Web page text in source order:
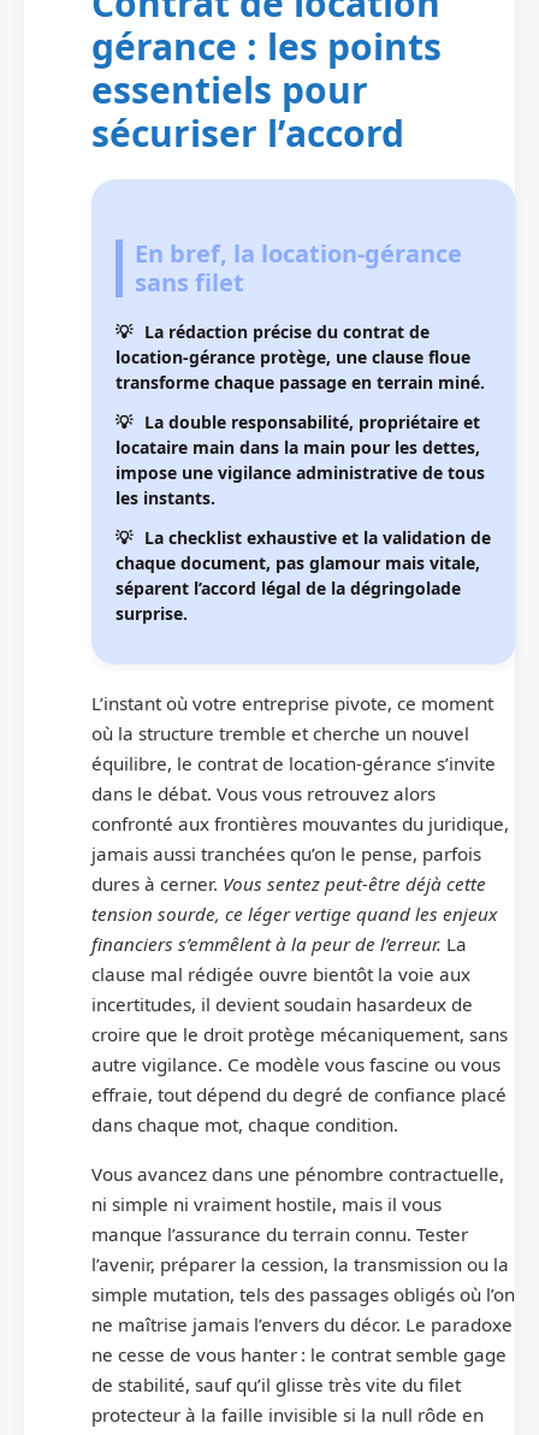
gérance : les points
essentiels pour
sécuriser l’accord
En bref, la location-gérance
sans filet
La rédaction précise du contrat de
location-gérance protège, une clause floue
transforme chaque passage en terrain miné.
La double responsabilité, propriétaire et
locataire main dans la main pour les dettes,
impose une vigilance administrative de tous
les instants.
La checklist exhaustive et la validation de
chaque document, pas glamour mais vitale,
séparent l’accord légal de la dégringolade
surprise.
L’instant où votre entreprise pivote, ce moment
où la structure tremble et cherche un nouvel
équilibre, le contrat de location-gérance s’invite
dans le débat. Vous vous retrouvez alors
confronté aux frontières mouvantes du juridique,
jamais aussi tranchées qu’on le pense, parfois
dures à cerner. Vous sentez peut-être déjà cette
tension sourde, ce léger vertige quand les enjeux
financiers s’emmêlent à la peur de l’erreur. La
clause mal rédigée ouvre bientôt la voie aux
incertitudes, il devient soudain hasardeux de
croire que le droit protège mécaniquement, sans
autre vigilance. Ce modèle vous fascine ou vous
effraie, tout dépend du degré de confiance placé
dans chaque mot, chaque condition.
Vous avancez dans une pénombre contractuelle,
ni simple ni vraiment hostile, mais il vous
manque l’assurance du terrain connu. Tester
l’avenir, préparer la cession, la transmission ou la
simple mutation, tels des passages obligés où l’on
ne maîtrise jamais l’envers du décor. Le paradoxe
ne cesse de vous hanter : le contrat semble gage
de stabilité, sauf qu’il glisse très vite du filet
protecteur à la faille invisible si la null rôde en